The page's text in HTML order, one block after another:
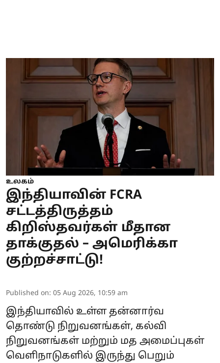
உலகம்
இந்தியாவின் FCRA
சட்டத்திருத்தம்
கிறிஸ்தவர்கள் மீதான
தாக்குதல் – அமெரிக்கா
குற்றச்சாட்டு!
Published on: 05 Aug 2026, 10:59 am
இந்தியாவில் உள்ள தன்னார்வ
தொண்டு நிறுவனங்கள், கல்வி
நிறுவனங்கள் மற்றும் மத அமைப்புகள்
வெளிநாடுகளில் இருந்து பெறும்